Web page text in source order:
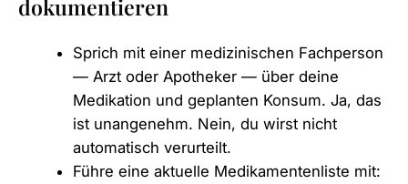
dokumentieren
Sprich mit einer medizinischen Fachperson
— Arzt oder Apotheker — über deine
Medikation und geplanten Konsum. Ja, das
ist unangenehm. Nein, du wirst nicht
automatisch verurteilt.
Führe eine aktuelle Medikamentenliste mit: